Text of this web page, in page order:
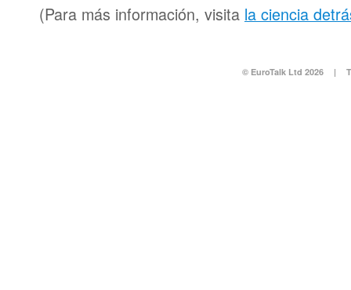
(Para más información, visita la ciencia
© EuroTalk Ltd 2026 |